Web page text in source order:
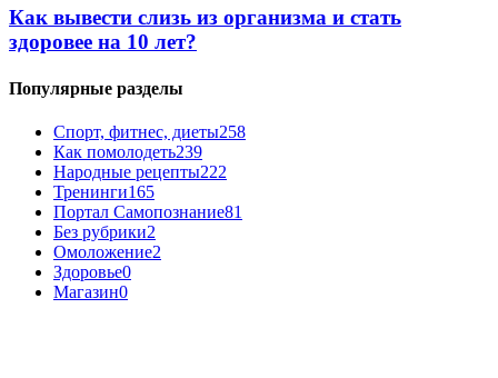
Как вывести слизь из организма и стать
здоровее на 10 лет?
Популярные разделы
Спорт, фитнес, диеты258
Как помолодеть239
Народные рецепты222
Тренинги165
Портал Самопознание81
Без рубрики2
Омоложение2
Здоровье0
Магазин0